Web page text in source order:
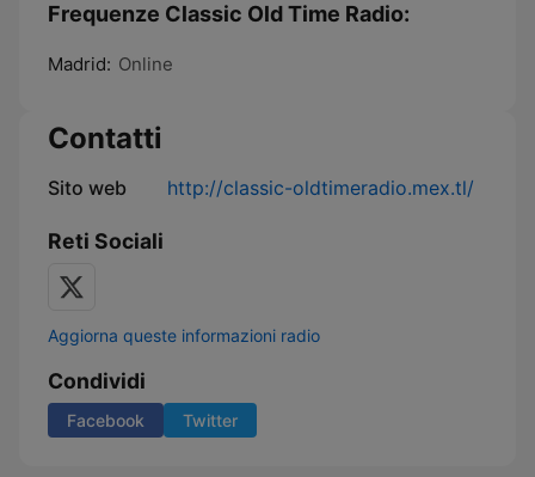
Frequenze Classic Old Time Radio:
Madrid: Online
Contatti
Sito web http://classic-oldtimeradio.mex.tl/
Reti Sociali
Aggiorna queste informazioni radio
Condividi
Facebook Twitter